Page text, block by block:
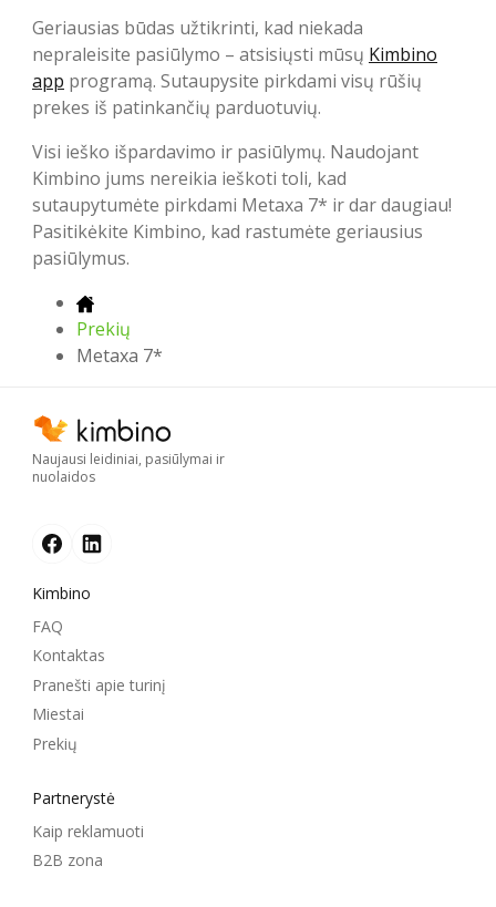
Geriausias būdas užtikrinti, kad niekada
nepraleisite pasiūlymo – atsisiųsti mūsų Kimbino
app programą. Sutaupysite pirkdami visų rūšių
prekes iš patinkančių parduotuvių.
Visi ieško išpardavimo ir pasiūlymų. Naudojant
Kimbino jums nereikia ieškoti toli, kad
sutaupytumėte pirkdami Metaxa 7* ir dar daugiau!
Pasitikėkite Kimbino, kad rastumėte geriausius
pasiūlymus.
Prekių
Metaxa 7*
Naujausi leidiniai, pasiūlymai ir
nuolaidos
Kimbino
FAQ
Kontaktas
Pranešti apie turinį
Miestai
Prekių
Partnerystė
Kaip reklamuoti
B2B zona